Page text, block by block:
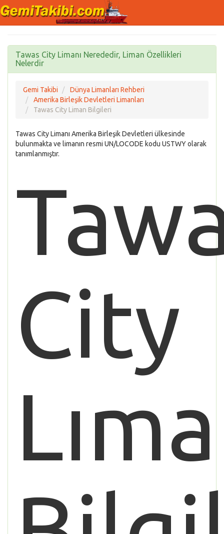
Tawas City Limanı Nerededir, Liman Özellikleri
Nelerdir
Gemi Takibi
Dünya Limanları Rehberi
Amerika Birleşik Devletleri Limanları
Tawas City Liman Bilgileri
Tawas City Limanı Amerika Birleşik Devletleri ülkesinde
bulunmakta ve limanın resmi UN/LOCODE kodu USTWY olarak
tanımlanmıştır.
City